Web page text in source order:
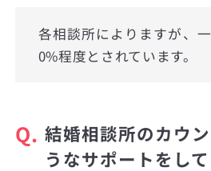
各相談所によりますが、
0%程度とされています。
Q. 結婚相談所のカウ
うなサポートをし